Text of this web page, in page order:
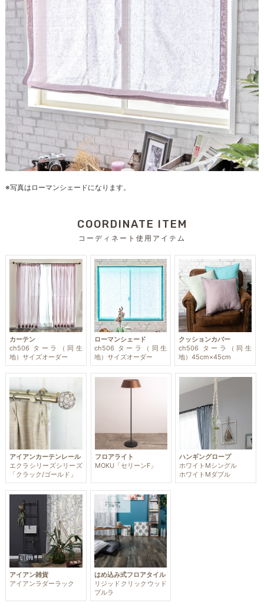
※写真はローマンシェードになります。
COORDINATE ITEM
コーディネート使用アイテム
カーテン
ch506 ターラ（同生
地）サイズオーダー
ローマンシェード
ch506 ターラ（同生
地）サイズオーダー
クッションカバー
ch506 ターラ（同生
地）45cm×45cm
アイアンカーテンレール
エクラシリーズシリーズ
「クラック/ゴールド」
フロアライト
MOKU「セリーンF」
ハンギングロープ
ホワイトMシングル
ホワイトMダブル
アイアン雑貨
アイアンラダーラック
はめ込み式フロアタイル
リジッドクリックウッド
プルラ